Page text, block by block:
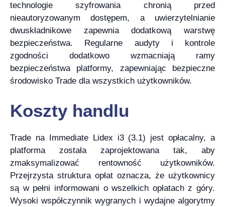
technologie szyfrowania chronią przed
nieautoryzowanym dostępem, a uwierzytelnianie
dwuskładnikowe zapewnia dodatkową warstwę
bezpieczeństwa. Regularne audyty i kontrole
zgodności dodatkowo wzmacniają ramy
bezpieczeństwa platformy, zapewniając bezpieczne
środowisko Trade dla wszystkich użytkowników.
Koszty handlu
Trade na Immediate Lidex i3 (3.1) jest opłacalny, a
platforma została zaprojektowana tak, aby
zmaksymalizować rentowność użytkowników.
Przejrzysta struktura opłat oznacza, że użytkownicy
są w pełni informowani o wszelkich opłatach z góry.
Wysoki współczynnik wygranych i wydajne algorytmy